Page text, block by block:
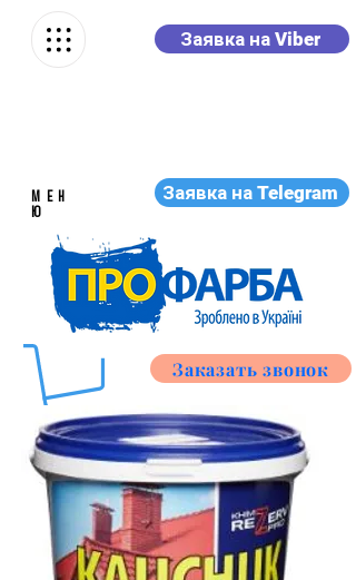
Заявка на Viber
Заявка на Telegram
МЕН
Ю
Заказать звонок